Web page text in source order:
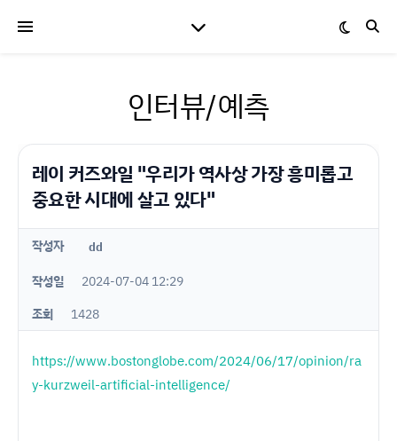
인터뷰/예측
레이 커즈와일 "우리가 역사상 가장 흥미롭고
중요한 시대에 살고 있다"
작성자 dd
작성일
2024-07-04 12:29
조회
1428
https://www.bostonglobe.com/2024/06/17/opinion/ra
y-kurzweil-artificial-intelligence/